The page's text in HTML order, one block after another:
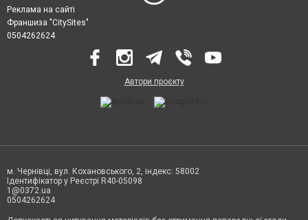
Реклама на сайті
Франшиза "CitySites"
0504262624
Автори проєкту
м. Чернівці, вул. Кохановського, 2, індекс: 58002
Ідентифікатор у Реєстрі R40-05098
1@0372.ua
0504262624